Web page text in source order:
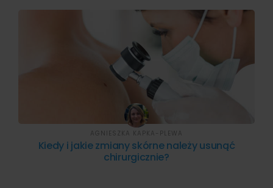
Kiedy i jakie zmiany skórne należy usunąć
chirurgicznie?
AGNIESZKA KAPKA-PLEWA